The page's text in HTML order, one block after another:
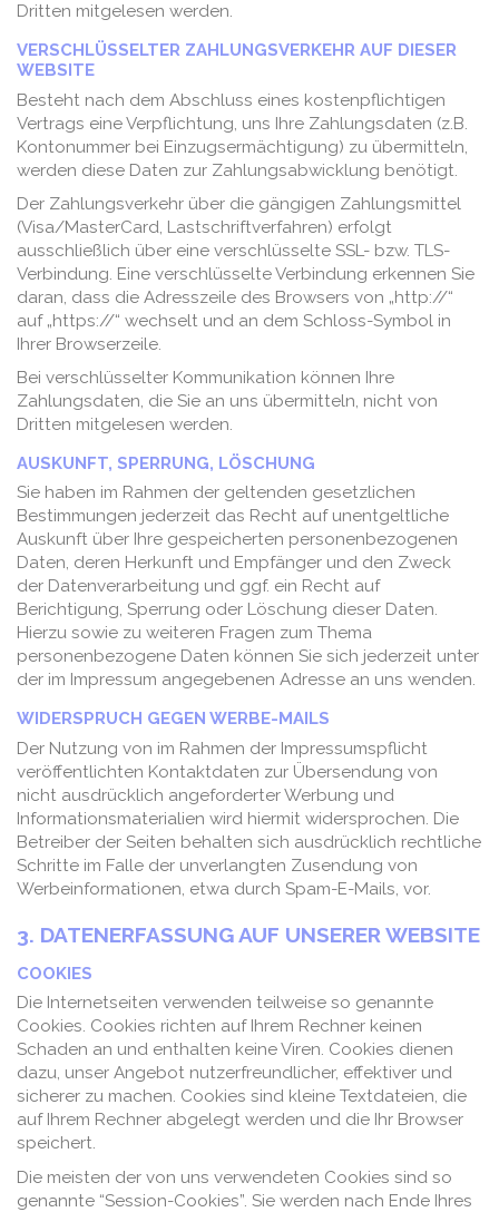
Dritten mitgelesen werden.
VERSCHLÜSSELTER ZAHLUNGSVERKEHR AUF DIESER
WEBSITE
Besteht nach dem Abschluss eines kostenpflichtigen
Vertrags eine Verpflichtung, uns Ihre Zahlungsdaten (z.B.
Kontonummer bei Einzugsermächtigung) zu übermitteln,
werden diese Daten zur Zahlungsabwicklung benötigt.
Der Zahlungsverkehr über die gängigen Zahlungsmittel
(Visa/MasterCard, Lastschriftverfahren) erfolgt
ausschließlich über eine verschlüsselte SSL- bzw. TLS-
Verbindung. Eine verschlüsselte Verbindung erkennen Sie
daran, dass die Adresszeile des Browsers von „http://“
auf „https://“ wechselt und an dem Schloss-Symbol in
Ihrer Browserzeile.
Bei verschlüsselter Kommunikation können Ihre
Zahlungsdaten, die Sie an uns übermitteln, nicht von
Dritten mitgelesen werden.
AUSKUNFT, SPERRUNG, LÖSCHUNG
Sie haben im Rahmen der geltenden gesetzlichen
Bestimmungen jederzeit das Recht auf unentgeltliche
Auskunft über Ihre gespeicherten personenbezogenen
Daten, deren Herkunft und Empfänger und den Zweck
der Datenverarbeitung und ggf. ein Recht auf
Berichtigung, Sperrung oder Löschung dieser Daten.
Hierzu sowie zu weiteren Fragen zum Thema
personenbezogene Daten können Sie sich jederzeit unter
der im Impressum angegebenen Adresse an uns wenden.
WIDERSPRUCH GEGEN WERBE-MAILS
Der Nutzung von im Rahmen der Impressumspflicht
veröffentlichten Kontaktdaten zur Übersendung von
nicht ausdrücklich angeforderter Werbung und
Informationsmaterialien wird hiermit widersprochen. Die
Betreiber der Seiten behalten sich ausdrücklich rechtliche
Schritte im Falle der unverlangten Zusendung von
Werbeinformationen, etwa durch Spam-E-Mails, vor.
3. DATENERFASSUNG AUF UNSERER WEBSITE
COOKIES
Die Internetseiten verwenden teilweise so genannte
Cookies. Cookies richten auf Ihrem Rechner keinen
Schaden an und enthalten keine Viren. Cookies dienen
dazu, unser Angebot nutzerfreundlicher, effektiver und
sicherer zu machen. Cookies sind kleine Textdateien, die
auf Ihrem Rechner abgelegt werden und die Ihr Browser
speichert.
Die meisten der von uns verwendeten Cookies sind so
genannte “Session-Cookies”. Sie werden nach Ende Ihres